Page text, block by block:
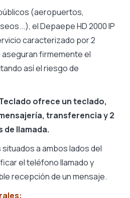
(aeropuertos,
el Depaepe HD 2000 IP
caracterizado por 2
firmemente el
así el riesgo de
ofrece un teclado,
transferencia y 2
de llamada.
a ambos lados del
el teléfono llamado y
recepción de un mensaje.